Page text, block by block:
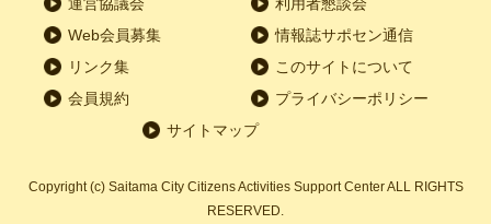
Web会員募集
情報誌サポセン通信
リンク集
このサイトについて
会員規約
プライバシーポリシー
サイトマップ
Copyright(c) Saitama City Citizens Activities Support Center ALL RIGHTS
RESERVED.